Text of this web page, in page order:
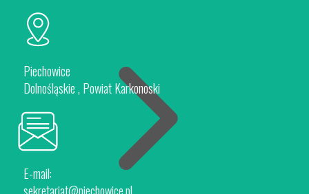
Piechowice
Rokytnice nad Jizerou
Oferta Inwestycyjna
Piechowice
Dolnośląskie , Powiat Karkonoski
E-mail: